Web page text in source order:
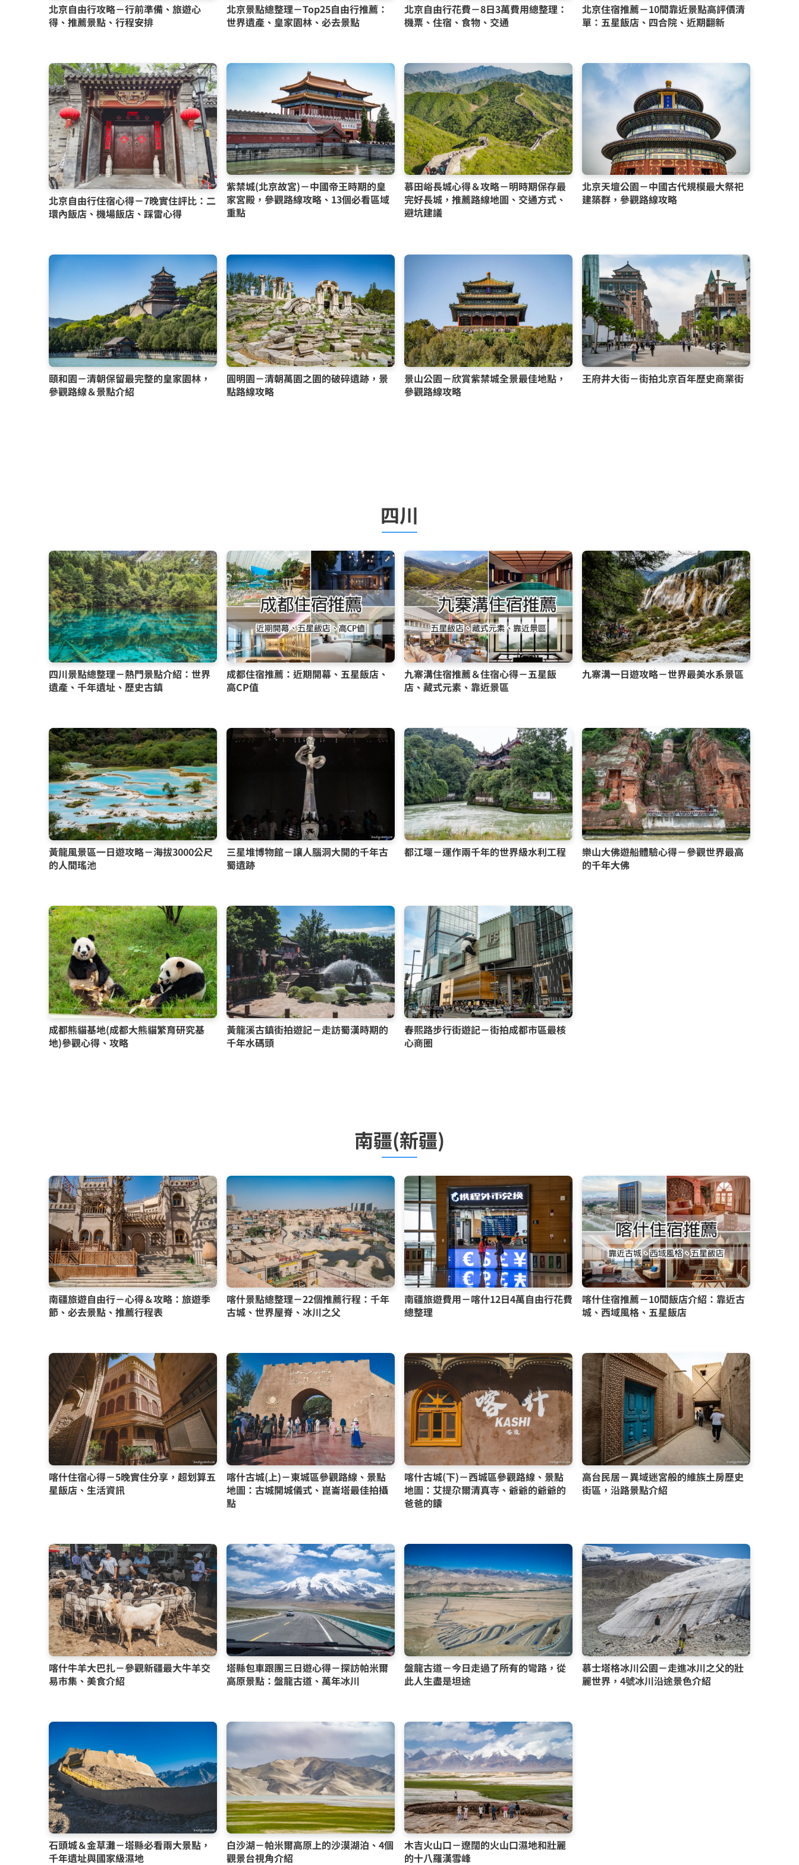
北京自由行攻略－行前準備、旅遊心
得、推薦景點、行程安排
北京景點總整理－Top25自由行推薦：
世界遺產、皇家園林、必去景點
北京自由行花費－8日3萬費用總整理：
機票、住宿、食物、交通
北京住宿推薦－10間靠近景點高評價清
單：五星飯店、四合院、近期翻新
北京自由行住宿心得－7晚實住評比：二
環內飯店、機場飯店、踩雷心得
紫禁城(北京故宮)－中國帝王時期的皇
家宮殿，參觀路線攻略、13個必看區域
重點
慕田峪長城心得＆攻略－明時期保存最
完好長城，推薦路線地圖、交通方式、
避坑建議
北京天壇公園－中國古代規模最大祭祀
建築群，參觀路線攻略
頤和園－清朝保留最完整的皇家園林，
參觀路線＆景點介紹
圓明園－清朝萬園之園的破碎遺跡，景
點路線攻略
景山公園－欣賞紫禁城全景最佳地點，
參觀路線攻略
王府井大街－街拍北京百年歷史商業街
四川
四川景點總整理－熱門景點介紹：世界
遺產、千年遺址、歷史古鎮
成都住宿推薦：近期開幕、五星飯店、
高CP值
九寨溝住宿推薦＆住宿心得－五星飯
店、藏式元素、靠近景區
九寨溝一日遊攻略－世界最美水系景區
黃龍風景區一日遊攻略－海拔3000公尺
的人間瑤池
三星堆博物館－讓人腦洞大開的千年古
蜀遺跡
都江堰－運作兩千年的世界級水利工程
樂山大佛遊船體驗心得－參觀世界最高
的千年大佛
成都熊貓基地(成都大熊貓繁育研究基
地)參觀心得、攻略
黃龍溪古鎮街拍遊記－走訪蜀漢時期的
千年水碼頭
春熙路步行街遊記－街拍成都市區最核
心商圈
南疆(新疆)
南疆旅遊自由行－心得＆攻略：旅遊季
節、必去景點、推薦行程表
喀什景點總整理－22個推薦行程：千年
古城、世界屋脊、冰川之父
南疆旅遊費用－喀什12日4萬自由行花費
總整理
喀什住宿推薦－10間飯店介紹：靠近古
城、西域風格、五星飯店
喀什住宿心得－5晚實住分享，超划算五
星飯店、生活資訊
喀什古城(上)－東城區參觀路線、景點
地圖：古城開城儀式、崑崙塔最佳拍攝
點
喀什古城(下)－西城區參觀路線、景點
地圖：艾提尕爾清真寺、爺爺的爺爺的
爸爸的饢
高台民居－異域迷宮般的維族土房歷史
街區，沿路景點介紹
喀什牛羊大巴扎－參觀新疆最大牛羊交
易市集、美食介紹
塔縣包車跟團三日遊心得－探訪帕米爾
高原景點：盤龍古道、萬年冰川
盤龍古道－今日走過了所有的彎路，從
此人生盡是坦途
慕士塔格冰川公園－走進冰川之父的壯
麗世界，4號冰川沿途景色介紹
石頭城＆金草灘－塔縣必看兩大景點，
千年遺址與國家級濕地
白沙湖－帕米爾高原上的沙漠湖泊、4個
觀景台視角介紹
木吉火山口－遼闊的火山口濕地和壯麗
的十八羅漢雪峰